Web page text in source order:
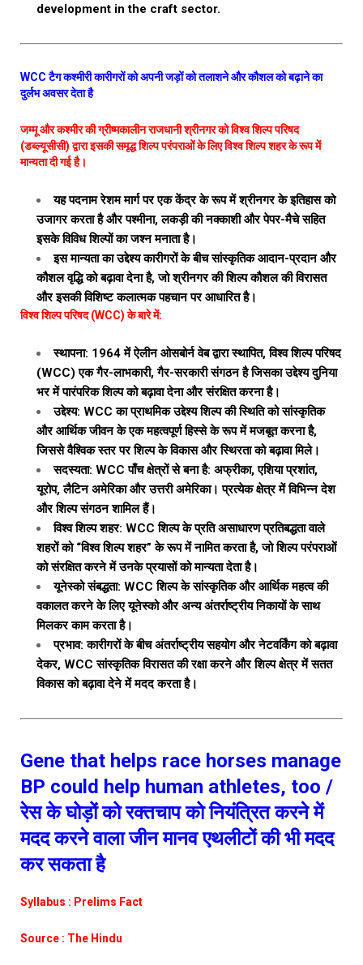
development in the craft sector.
WCC टैग कश्मीरी कारीगरों को अपनी जड़ों को तलाशने और कौशल को बढ़ाने का
दुर्लभ अवसर देता है
जम्मू और कश्मीर की ग्रीष्मकालीन राजधानी श्रीनगर को विश्व शिल्प परिषद
(डब्ल्यूसीसी) द्वारा इसकी समृद्ध शिल्प परंपराओं के लिए विश्व शिल्प शहर के रूप में
मान्यता दी गई है।
यह पदनाम रेशम मार्ग पर एक केंद्र के रूप में श्रीनगर के इतिहास को
उजागर करता है और पश्मीना, लकड़ी की नक्काशी और पेपर-मैचे सहित
इसके विविध शिल्पों का जश्न मनाता है।
इस मान्यता का उद्देश्य कारीगरों के बीच सांस्कृतिक आदान-प्रदान और
कौशल वृद्धि को बढ़ावा देना है, जो श्रीनगर की शिल्प कौशल की विरासत
और इसकी विशिष्ट कलात्मक पहचान पर आधारित है।
विश्व शिल्प परिषद (WCC) के बारे में:
स्थापना: 1964 में ऐलीन ओसबोर्न वेब द्वारा स्थापित, विश्व शिल्प परिषद
(WCC) एक गैर-लाभकारी, गैर-सरकारी संगठन है जिसका उद्देश्य दुनिया
भर में पारंपरिक शिल्प को बढ़ावा देना और संरक्षित करना है।
उद्देश्य: WCC का प्राथमिक उद्देश्य शिल्प की स्थिति को सांस्कृतिक
और आर्थिक जीवन के एक महत्वपूर्ण हिस्से के रूप में मजबूत करना है,
जिससे वैश्विक स्तर पर शिल्प के विकास और स्थिरता को बढ़ावा मिले।
सदस्यता: WCC पाँच क्षेत्रों से बना है: अफ्रीका, एशिया प्रशांत,
यूरोप, लैटिन अमेरिका और उत्तरी अमेरिका। प्रत्येक क्षेत्र में विभिन्न देश
और शिल्प संगठन शामिल हैं।
विश्व शिल्प शहर: WCC शिल्प के प्रति असाधारण प्रतिबद्धता वाले
शहरों को “विश्व शिल्प शहर” के रूप में नामित करता है, जो शिल्प परंपराओं
को संरक्षित करने में उनके प्रयासों को मान्यता देता है।
यूनेस्को संबद्धता: WCC शिल्प के सांस्कृतिक और आर्थिक महत्व की
वकालत करने के लिए यूनेस्को और अन्य अंतर्राष्ट्रीय निकायों के साथ
मिलकर काम करता है।
प्रभाव: कारीगरों के बीच अंतर्राष्ट्रीय सहयोग और नेटवर्किंग को बढ़ावा
देकर, WCC सांस्कृतिक विरासत की रक्षा करने और शिल्प क्षेत्र में सतत
विकास को बढ़ावा देने में मदद करता है।
Gene that helps race horses manage
BP could help human athletes, too /
रेस के घोड़ों को रक्तचाप को नियंत्रित करने में
मदद करने वाला जीन मानव एथलीटों की भी मदद
कर सकता है
Syllabus : Prelims Fact
Source : The Hindu